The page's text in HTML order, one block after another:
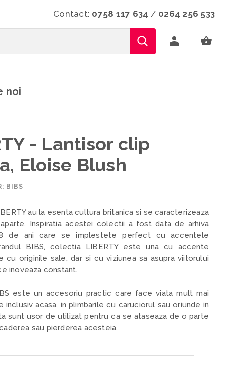
Contact: 0758 117 634 / 0264 256 533
noi
- Lantisor clip
Eloise Blush
BIBS
au la esenta cultura britanica si se caracterizeaza
Inspiratia acestei colectii a fost data de arhiva
de ani care se implestete perfect cu accentele
BIBS, colectia LIBERTY este una cu accente
cu originile sale, dar si cu viziunea sa asupra viitorului
inoveaza constant.
este un accesoriu practic care face viata mult mai
acasa, in plimbarile cu caruciorul sau oriunde in
sunt usor de utilizat pentru ca se ataseaza de o parte
sau pierderea acesteia.